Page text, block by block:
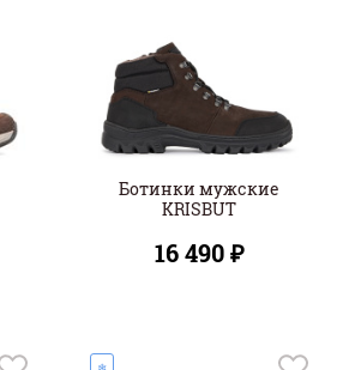
Ботинки мужские
KRISBUT
16 490 ₽